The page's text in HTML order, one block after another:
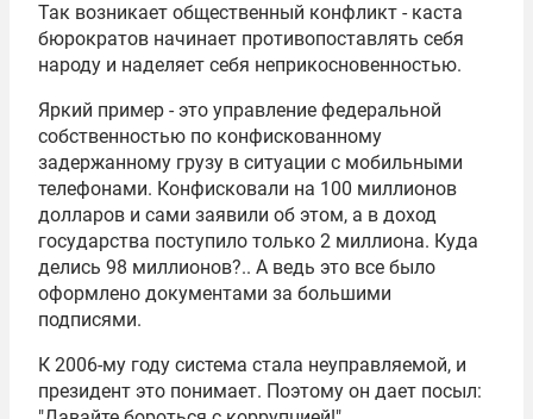
Так возникает общественный конфликт - каста
бюрократов начинает противопоставлять себя
народу и наделяет себя неприкосновенностью.
Яркий пример - это управление федеральной
собственностью по конфискованному
задержанному грузу в ситуации с мобильными
телефонами. Конфисковали на 100 миллионов
долларов и сами заявили об этом, а в доход
государства поступило только 2 миллиона. Куда
делись 98 миллионов?.. А ведь это все было
оформлено документами за большими
подписями.
К 2006-му году система стала неуправляемой, и
президент это понимает. Поэтому он дает посыл: